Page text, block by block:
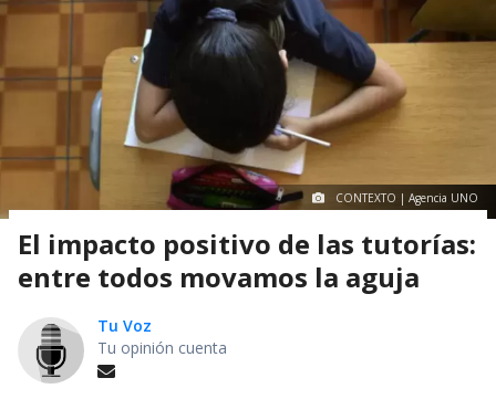
CONTEXTO | Agencia UNO
El impacto positivo de las tutorías:
entre todos movamos la aguja
Tu Voz
Tu opinión cuenta